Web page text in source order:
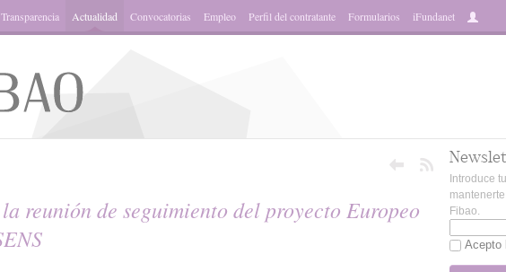
Transparencia Actualidad Convocatorias Empleo Perfil del contratante Formularios iFundanet
reunión de seguimiento del proyecto Europeo
Introduce
Fibao.
Acepto